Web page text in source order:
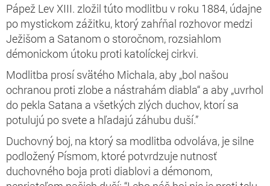
Pápež Lev XIII. zložil túto modlitbu v roku 1884, údajne
po mystickom zážitku, ktorý zahŕňal rozhovor medzi
Ježišom a Satanom o storočnom, rozsiahlom
démonickom útoku proti katolíckej cirkvi.
Modlitba prosí svätého Michala, aby „bol našou
ochranou proti zlobe a nástrahám diabla“ a aby „uvrhol
do pekla Satana a všetkých zlých duchov, ktorí sa
potulujú po svete a hľadajú záhubu duší.”
Duchovný boj, na ktorý sa modlitba odvoláva, je silne
podložený Písmom, ktoré potvrdzuje nutnosť
duchovného boja proti diablovi a démonom,